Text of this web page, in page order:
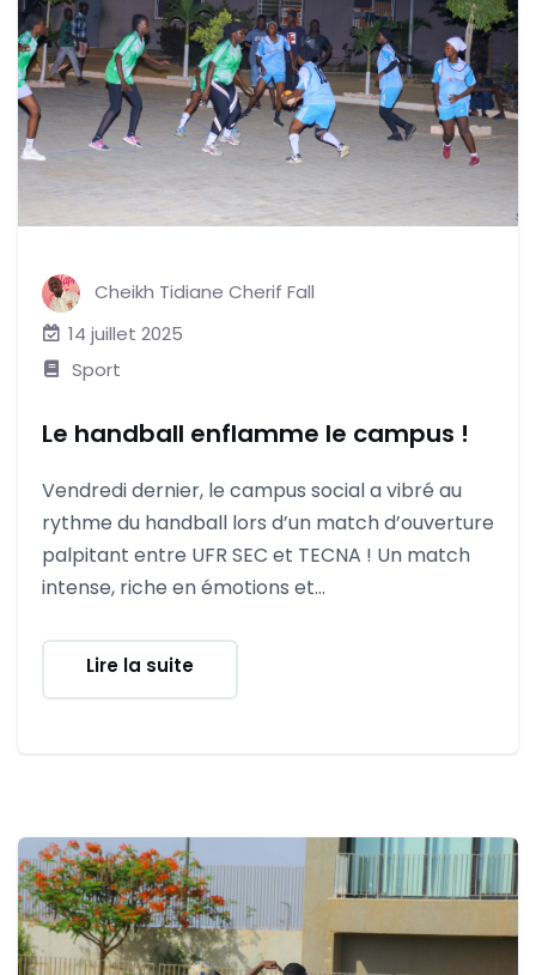
Cheikh Tidiane Cherif Fall
14 juillet 2025
Sport
Le handball enflamme le campus !
Vendredi dernier, le campus social a vibré au
rythme du handball lors d’un match d’ouverture
palpitant entre UFR SEC et TECNA ! Un match
intense, riche en émotions et...
Lire la suite